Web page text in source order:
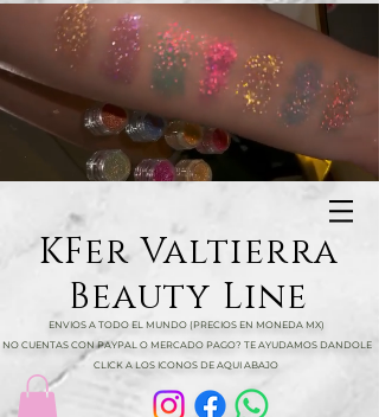
KFer Valtierra
Beauty Line
ENVIOS A TODO EL MUNDO (PRECIOS EN MONEDA MX)
NO CUENTAS CON PAYPAL O MERCADO PAGO? TE AYUDAMOS DANDOLE
CLICK A LOS ICONOS DE AQUI ABAJO